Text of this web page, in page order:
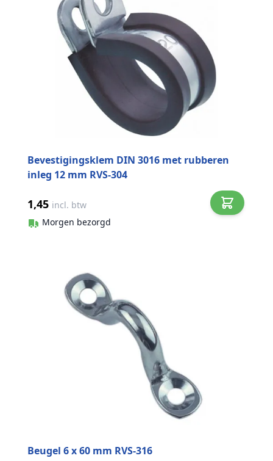
Bevestigingsklem DIN 3016 met rubberen
inleg 12 mm RVS-304
1,45 incl. btw
Morgen bezorgd
Beugel 6 x 60 mm RVS-316